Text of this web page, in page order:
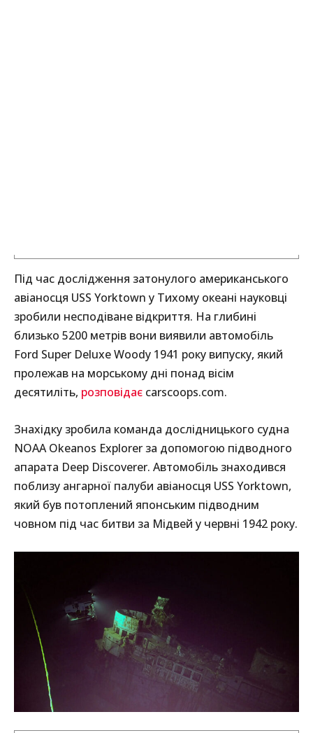
Під час дослідження затонулого американського
авіаносця USS Yorktown у Тихому океані науковці
зробили несподіване відкриття. На глибині
близько 5200 метрів вони виявили автомобіль
Ford Super Deluxe Woody 1941 року випуску, який
пролежав на морському дні понад вісім
десятиліть, розповідає carscoops.com.
Знахідку зробила команда дослідницького судна
NOAA Okeanos Explorer за допомогою підводного
апарата Deep Discoverer. Автомобіль знаходився
поблизу ангарної палуби авіаносця USS Yorktown,
який був потоплений японським підводним
човном під час битви за Мідвей у червні 1942 року.